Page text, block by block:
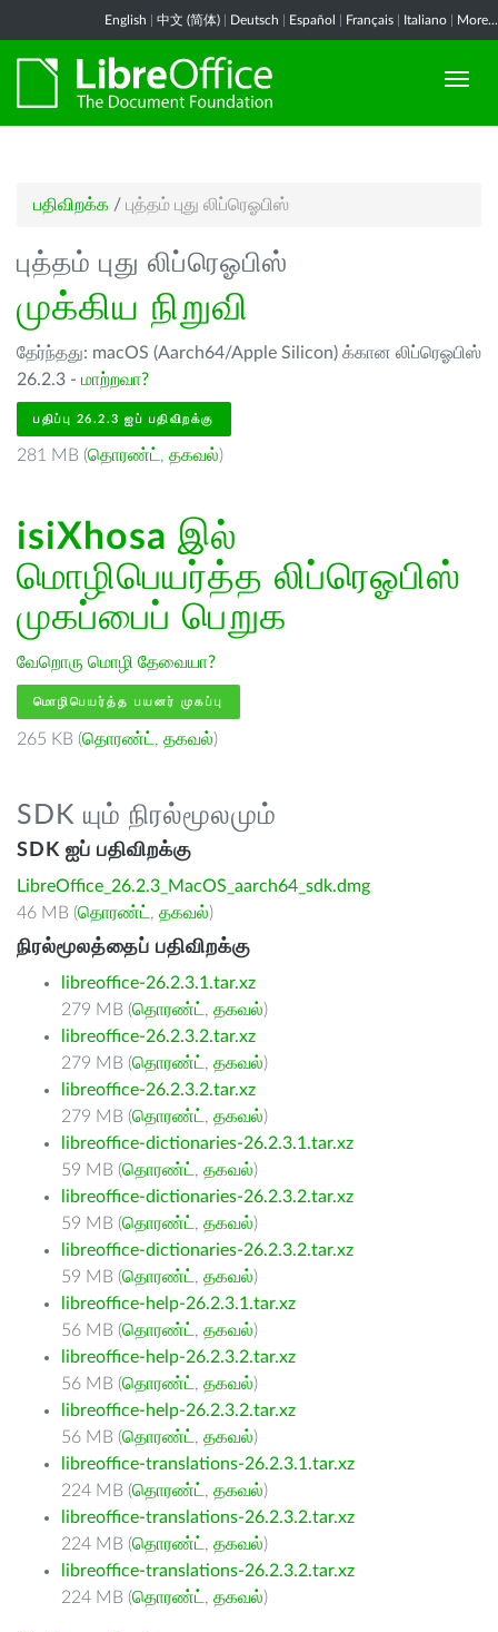
English 中文 (简体) Deutsch Español Français Italiano More...
பதிவிறக்க / புத்தம் புது லிப்ரெஓபிஸ்
புத்தம் புது லிப்ரெஓபிஸ்
முக்கிய நிறுவி
தேர்ந்தது: macOS (Aarch64/Apple Silicon) க்கான லிப்ரெஓபிஸ்
26.2.3 - மாற்றவா?
பதிப்பு 26.2.3 ஐப் பதிவிறக்கு
281 MB (தொரண்ட் , தகவல்)
isiXhosa இல்
மொழிபெயர்த்த லிப்ரெஓபிஸ்
முகப்பைப் பெறுக
வேறொரு மொழி தேவையா?
மொழிபெயர்த்த பயனர் முகப்பு
265 KB (தொரண்ட் , தகவல்)
SDK யும் நிரல்மூலமும்
SDK ஐப் பதிவிறக்கு
LibreOffice_26.2.3_MacOS_aarch64_sdk.dmg
46 MB (தொரண்ட் , தகவல்)
நிரல்மூலத்தைப் பதிவிறக்கு
libreoffice-26.2.3.1.tar.xz
279 MB (தொரண்ட் , தகவல்)
libreoffice-26.2.3.2.tar.xz
279 MB (தொரண்ட் , தகவல்)
libreoffice-26.2.3.2.tar.xz
279 MB (தொரண்ட் , தகவல்)
libreoffice-dictionaries-26.2.3.1.tar.xz
59 MB (தொரண்ட் , தகவல்)
libreoffice-dictionaries-26.2.3.2.tar.xz
59 MB (தொரண்ட் , தகவல்)
libreoffice-dictionaries-26.2.3.2.tar.xz
59 MB (தொரண்ட் , தகவல்)
libreoffice-help-26.2.3.1.tar.xz
56 MB (தொரண்ட் , தகவல்)
libreoffice-help-26.2.3.2.tar.xz
56 MB (தொரண்ட் , தகவல்)
libreoffice-help-26.2.3.2.tar.xz
56 MB (தொரண்ட் , தகவல்)
libreoffice-translations-26.2.3.1.tar.xz
224 MB (தொரண்ட் , தகவல்)
libreoffice-translations-26.2.3.2.tar.xz
224 MB (தொரண்ட் , தகவல்)
libreoffice-translations-26.2.3.2.tar.xz
224 MB (தொரண்ட் , தகவல்)